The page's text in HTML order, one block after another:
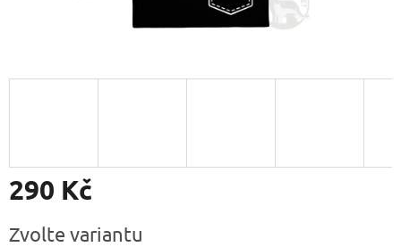
290 Kč
cena:
Zvolte variantu